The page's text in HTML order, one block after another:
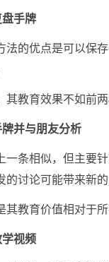
手牌
法的优点是可以保
其教育效果不如前
并与朋友分析
一条相似，但主要
的讨论可能带来新的
其教育价值相对于
视频